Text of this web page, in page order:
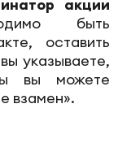
акции
быть
оставить
указываете,
вы можете
взамен».